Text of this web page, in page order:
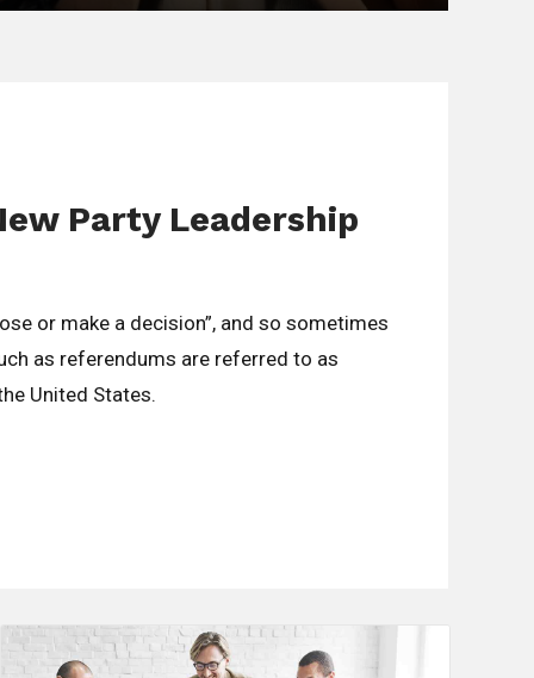
Pekerja Informal dan
Party Leadership
or make a decision”, and so sometimes
as referendums are referred to as
United States.